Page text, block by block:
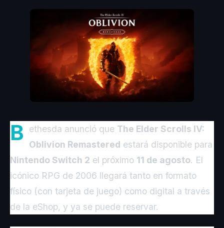
B ethesda anunció que The Elder Scrolls IV:
Oblivion Remastered estará disponible para
Nintendo Switch 2 el próximo 11 de agosto. El
icónico RPG de 2006 llegará tanto en formato
físico (con tarjeta de juego) como digital a través
de la eShop, y ya se puede reservar.